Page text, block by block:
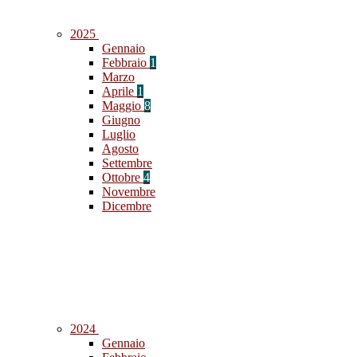
2025
Gennaio
Febbraio 1
Marzo
Aprile 1
Maggio 8
Giugno
Luglio
Agosto
Settembre
Ottobre 4
Novembre
Dicembre
2024
Gennaio